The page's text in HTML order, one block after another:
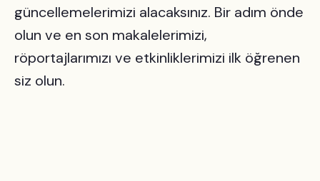
güncellemelerimizi alacaksınız. Bir adım önde
olun ve en son makalelerimizi,
röportajlarımızı ve etkinliklerimizi ilk öğrenen
siz olun.